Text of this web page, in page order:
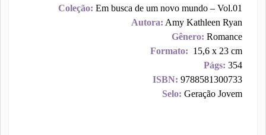
Coleção: Em busca de um novo mundo – Vol.01
Autora: Amy Kathleen Ryan
Gênero: Romance
Formato: 15,6 x 23 cm
Págs: 354
ISBN: 9788581300733
Selo: Geração Jovem